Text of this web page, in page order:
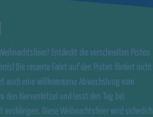
Entdeckt die verschneiten Pisten
Die rasante Fahrt auf den Pisten fördert nicht
auch eine willkommene Abwechslung vom
den Nervenkitzel und lasst den Tag bei
Diese Weihnachtsfeier wird sicherlich